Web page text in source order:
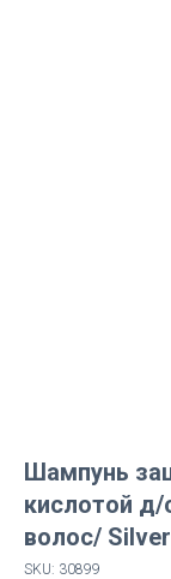
Шампунь
кислотой
волос/
SKU: 30899